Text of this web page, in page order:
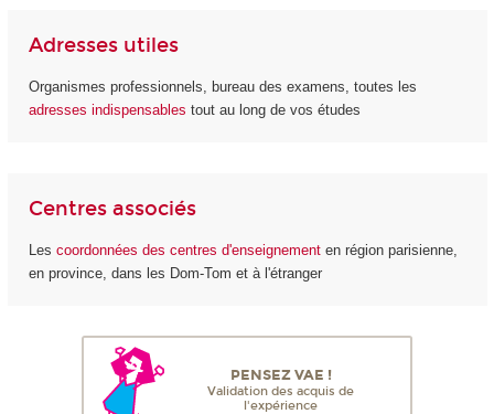
Adresses utiles
Organismes professionnels, bureau des examens, toutes les
adresses indispensables tout au long de vos études
Centres associés
Les coordonnées des centres d'enseignement en région parisienne,
en province, dans les Dom-Tom et à l'étranger
PENSEZ VAE !
Validation des acquis de
l'expérience